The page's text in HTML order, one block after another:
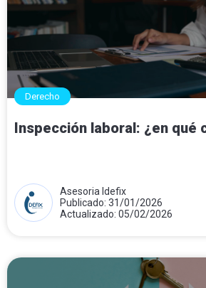
Derecho
Inspección laboral: ¿en qué
Asesoria Idefix
Publicado: 31/01/2026
Actualizado: 05/02/2026